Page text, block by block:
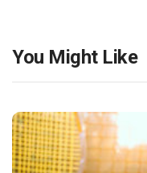
You Might Like